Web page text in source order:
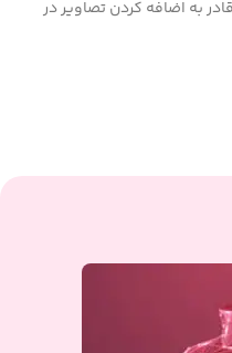
به اضافه کردن تصاویر در